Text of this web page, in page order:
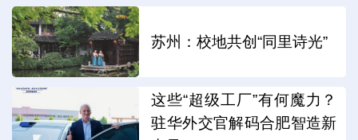
苏州：校地共创“同里诗光”
这些“超级工厂”有何魔力？
驻华外交官解码合肥智造新